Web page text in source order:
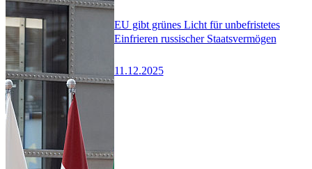
EU gibt grünes Licht für unbefristetes
Einfrieren russischer Staatsvermögen
11.12.2025